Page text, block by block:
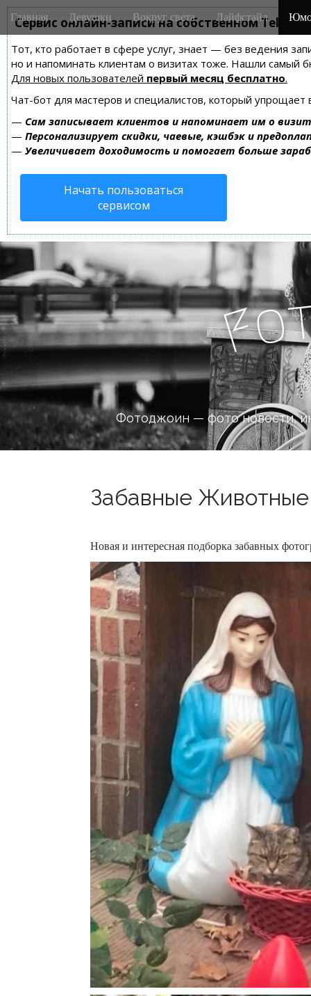
Сервис онлайн-записи на собственном
Тот, кто работает в сфере услуг, знает — без ведения
но и напоминать клиентам о визитах тоже. Нашли самый
Для новых пользователей первый месяц бесплатно.
Чат-бот для мастеров и специалистов, который упрощает
— Сам записывает клиентов и напоминает им о
— Персонализирует скидки, чаевые, кэшбэк и
— Увеличивает доходимость и помогает больше
Начать пользоваться
сервисом
M
a
n
m
e
n
u
i
Главная Девушки Вокруг света Лайфстайл
Fo
Фотоджоин — фото новости,
Забавные Животные
Новая и интересная подборка забавных